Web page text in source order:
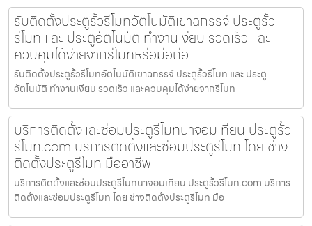
รับติดตั้งประตูรั้วรีโมทอัตโนมัติเขาฉกรรจ์ ประตูรั้ว
รีโมท และ ประตูอัตโนมัติ ทำงานเงียบ รวดเร็ว และ
ควบคุมได้ง่ายจากรีโมทหรือมือถือ
รับติดตั้งประตูรั้วรีโมทอัตโนมัติเขาฉกรรจ์ ประตูรั้วรีโมท และ ประตู
อัตโนมัติ ทำงานเงียบ รวดเร็ว และควบคุมได้ง่ายจากรีโมท
บริการติดตั้งและซ่อมประตูรีโมทนาจอมเทียน ประตูรั้ว
รีโมท.com บริการติดตั้งและซ่อมประตูรีโมท โดย ช่าง
ติดตั้งประตูรีโมท มืออาชีพ
บริการติดตั้งและซ่อมประตูรีโมทนาจอมเทียน ประตูรั้วรีโมท.com บริการ
ติดตั้งและซ่อมประตูรีโมท โดย ช่างติดตั้งประตูรีโมท มือ